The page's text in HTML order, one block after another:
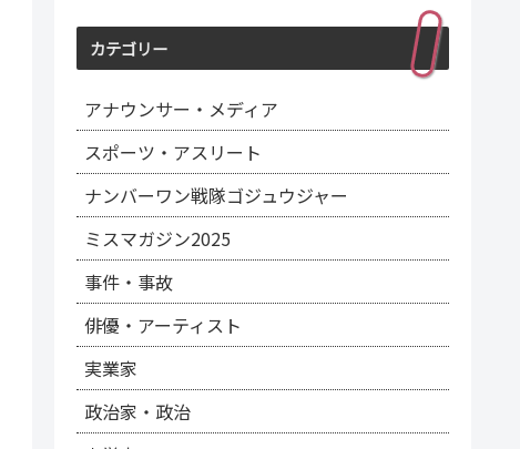
カテゴリー
アナウンサー・メディア
スポーツ・アスリート
ナンバーワン戦隊ゴジュウジャー
ミスマガジン2025
事件・事故
俳優・アーティスト
実業家
政治家・政治